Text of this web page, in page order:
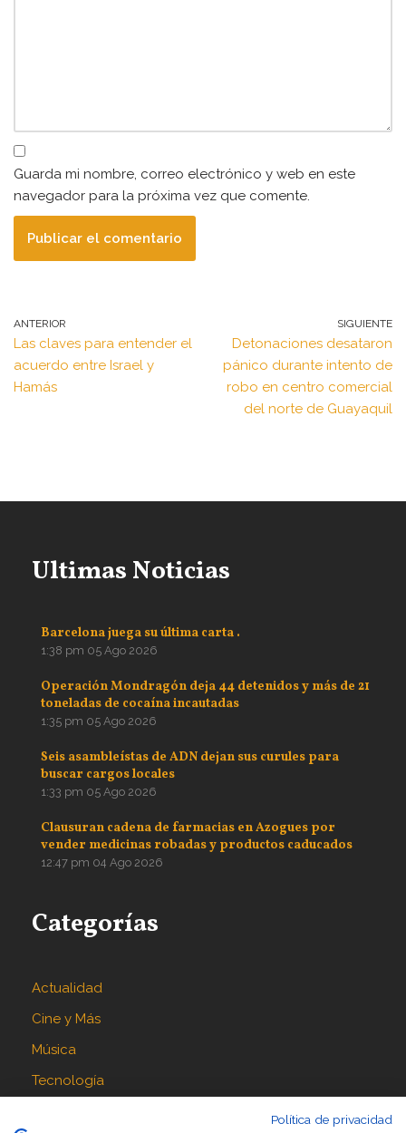
Guarda mi nombre, correo electrónico y web en este
navegador para la próxima vez que comente.
ANTERIOR
Las claves para entender el
acuerdo entre Israel y
Hamás
SIGUIENTE
Detonaciones desataron
pánico durante intento de
robo en centro comercial
del norte de Guayaquil
Ultimas Noticias
Barcelona juega su última carta .
1:38 pm 05 Ago 2026
Operación Mondragón deja 44 detenidos y más de 21
toneladas de cocaína incautadas
1:35 pm 05 Ago 2026
Seis asambleístas de ADN dejan sus curules para
buscar cargos locales
1:33 pm 05 Ago 2026
Clausuran cadena de farmacias en Azogues por
vender medicinas robadas y productos caducados
12:47 pm 04 Ago 2026
Categorías
Actualidad
Cine y Más
Música
Tecnología
Política de privacidad